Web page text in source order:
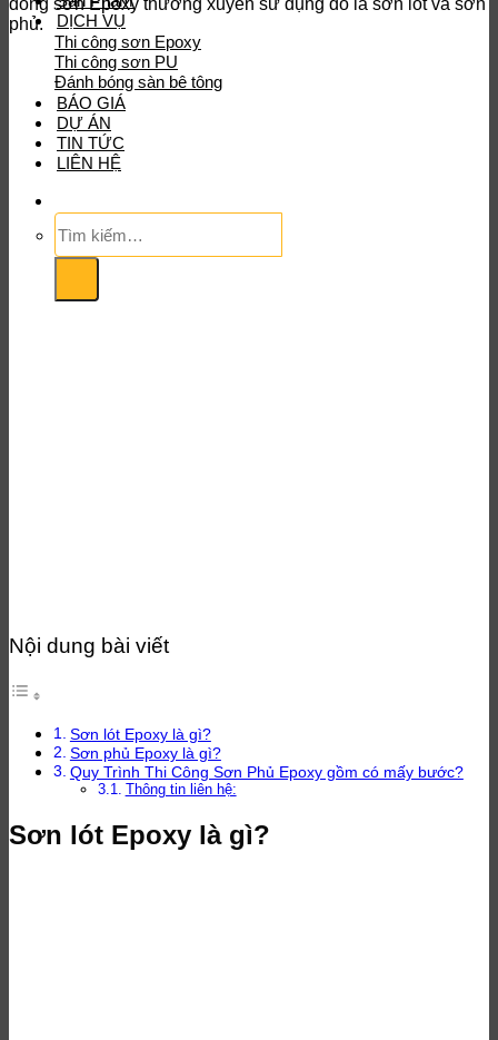
DỊCH VỤ
Thi công sơn Epoxy
Thi công sơn PU
Đánh bóng sàn bê tông
BÁO GIÁ
DỰ ÁN
TIN TỨC
LIÊN HỆ
Tìm
kiếm:
phủ.
Nội dung bài viết
Sơn lót Epoxy là gì?
Sơn phủ Epoxy là gì?
Quy Trình Thi Công Sơn Phủ Epoxy gồm có mấy bước?
Thông tin liên hệ:
Sơn lót Epoxy là gì?